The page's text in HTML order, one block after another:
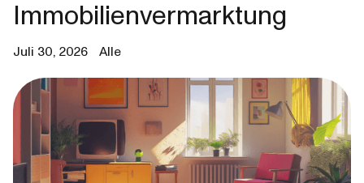
Immobilienvermarktung
Juli 30, 2026 Alle